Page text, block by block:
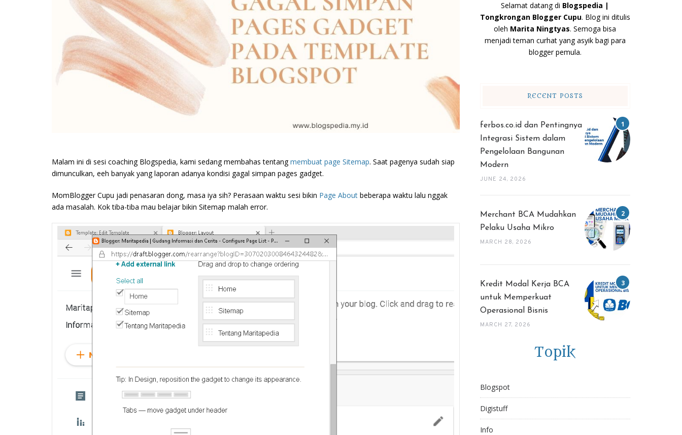
Malam ini di sesi coaching Blogspedia, kami sedang membahas tentangmembuat page Sitemap. Saat pagenya sudah siap
dimunculkan, eeh banyak yang laporan adanya kondisi gagal simpan pages gadget.
MomBlogger Cupu jadi penasaran dong, masa iya sih? Perasaan waktu sesi bikin Page About beberapa waktu lalu nggak
ada masalah. Kok tiba-tiba mau belajar bikin Sitemap malah error.
Selamat datang di Blogspedia |
Tongkrongan Blogger Cupu. Blog ini ditulis
oleh Marita Ningtyas. Semoga bisa
menjadi teman curhat yang asyik bagi para
blogger pemula.
RECENT POSTS
ferbos.co.id dan Pentingnya
Integrasi Sistem dalam
Pengelolaan Bangunan
Modern
JUNE 24, 2026
Merchant BCA Mudahkan
Pelaku Usaha Mikro
MARCH 28, 2026
Kredit Modal Kerja BCA
untuk Memperkuat
Operasional Bisnis
MARCH 27, 2026
Topik
Blogspot
Digistuff
Info